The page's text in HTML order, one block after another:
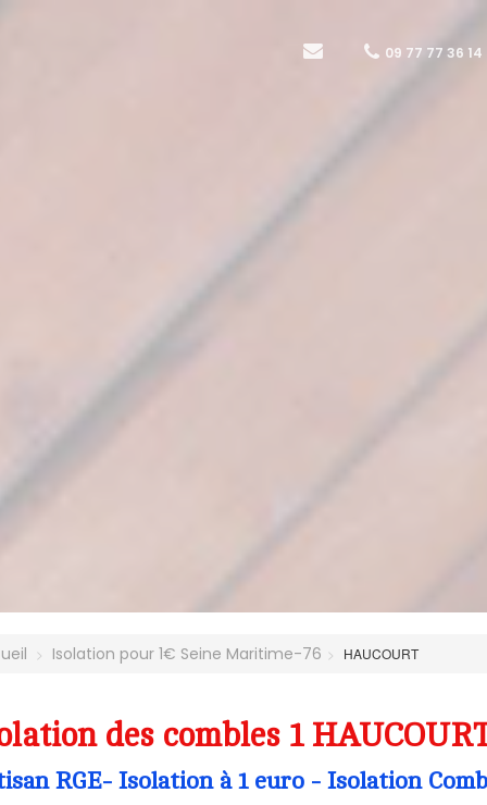
09 77 77 36 14
Isolation pour 1€ Seine Maritime-76 HAUCOURT
des combles 1
RGE- Isolation à 1 euro - Isolation